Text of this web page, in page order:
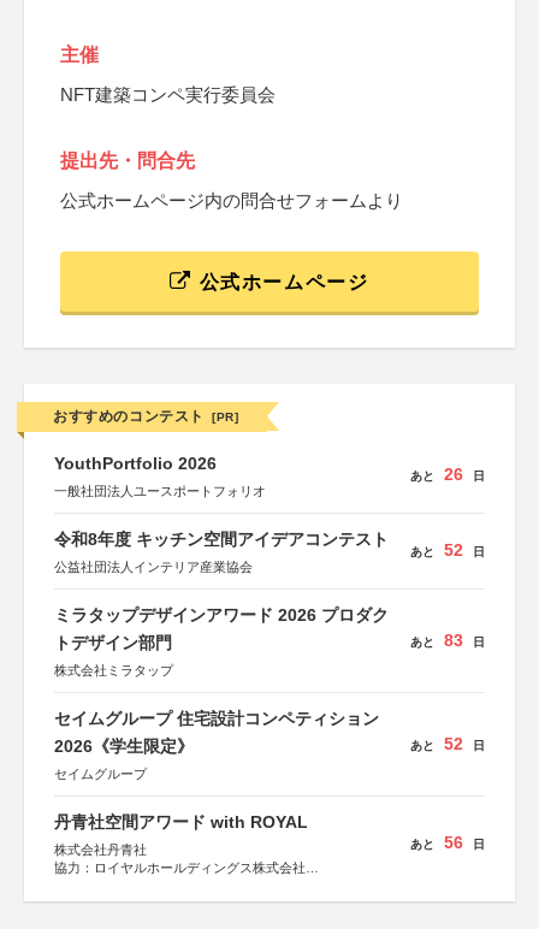
主催
NFT建築コンペ実行委員会
提出先・問合先
公式ホームページ内の問合せフォームより
公式ホームページ
おすすめのコンテスト [PR]
YouthPortfolio 2026
一般社団法人ユースポートフォリオ
あと 26 日
令和8年度 キッチン空間アイデアコンテスト
公益社団法人インテリア産業協会
あと 52 日
ミラタップデザインアワード 2026 プロダク
トデザイン部門
株式会社ミラタップ
あと 83 日
セイムグループ 住宅設計コンペティション
2026《学生限定》
セイムグループ
あと 52 日
丹青社空間アワード with ROYAL
株式会社丹青社
協力：ロイヤルホールディングス株式会社
あと 56 日